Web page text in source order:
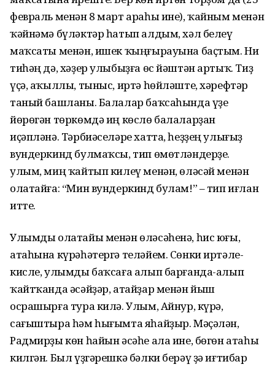
февраль менән 8 март араһы ине), ҡайным менән
ҡәйнәмә бүләктәр һатып алдым, хәл белеү
маҡсаты менән, ишек ҡыңғырауына баҫтым. Ни
тиһәң дә, хәҙер улыбыҙға өс йәштән артыҡ. Тиҙ
үҫә, аҡыллы, тыныс, иртә һөйләште, хәрефтәр
таный башланы. Балалар баҡсаһында үҙе
йөрөгән төркөмдә иң көслө балаларҙан
иҫәпләнә. Тәрбиәселәре хатта, һеҙҙең улығыҙ
вундеркинд булмаҡсы, тип өмөтләндерҙе. Ә
улым, миң ҡайтып килеү менән, өләсәй менән
олатайға: “Мин вундеркинд булам!” – тип иғлан
итте.
Улымды олатайы менән өләсәһенә, һис юғы,
атаһына күрәһәтергә теләйем. Сөнки иртәле-
кисле, улымды баҡсаға алып барғанда-алып
ҡайтҡанда әсәйҙәр, атайҙар менән йыш
осрашырға тура килә. Улым, Айнур, күрә,
сағыштыра һәм һығымта яһайҙыр. Мәҫәлән,
Радмирҙы көн һайын әсәһе ала ине, бөгөн атаһы
килгән. Был үҙгәрешкә бәлки берәү ҙә иғтибар